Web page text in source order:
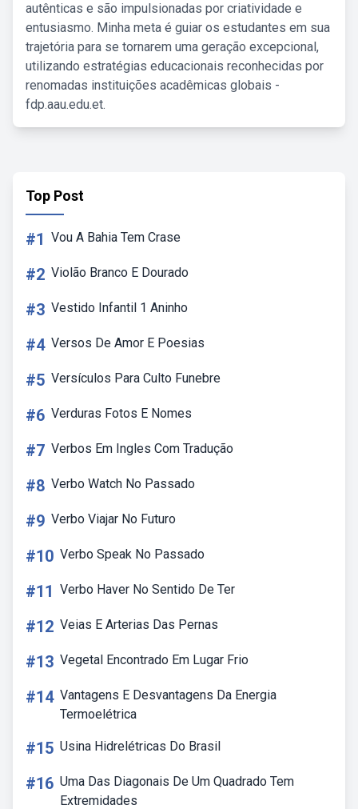
autênticas e são impulsionadas por criatividade e
entusiasmo. Minha meta é guiar os estudantes em sua
trajetória para se tornarem uma geração excepcional,
utilizando estratégias educacionais reconhecidas por
renomadas instituições acadêmicas globais -
fdp.aau.edu.et.
Top Post
#1 Vou A Bahia Tem Crase
#2 Violão Branco E Dourado
#3 Vestido Infantil 1 Aninho
#4 Versos De Amor E Poesias
#5 Versículos Para Culto Funebre
#6 Verduras Fotos E Nomes
#7 Verbos Em Ingles Com Tradução
#8 Verbo Watch No Passado
#9 Verbo Viajar No Futuro
#10 Verbo Speak No Passado
#11 Verbo Haver No Sentido De Ter
#12 Veias E Arterias Das Pernas
#13 Vegetal Encontrado Em Lugar Frio
#14 Vantagens E Desvantagens Da Energia
Termoelétrica
#15 Usina Hidrelétricas Do Brasil
#16 Uma Das Diagonais De Um Quadrado Tem
Extremidades